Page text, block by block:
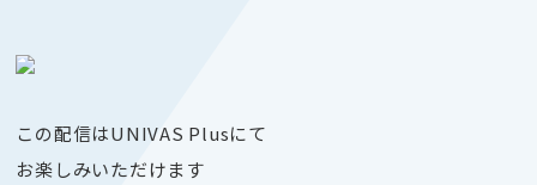
この配信はUNIVAS Plusにて
お楽しみいただけます